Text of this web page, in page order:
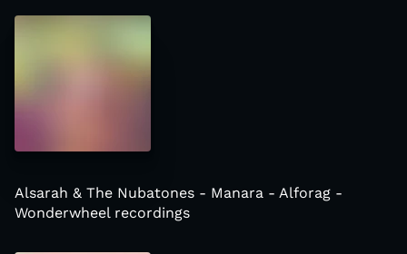
Alsarah & The Nubatones - Manara - Alforag -
Wonderwheel recordings